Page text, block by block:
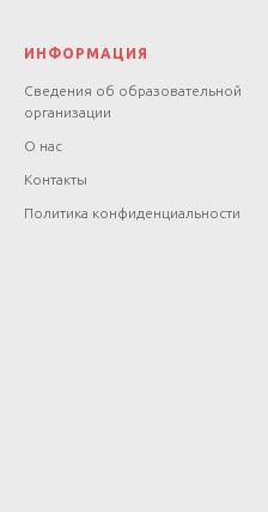
ИНФОРМАЦИЯ
Сведения об образовательной
организации
О нас
Контакты
Политика конфиденциальности